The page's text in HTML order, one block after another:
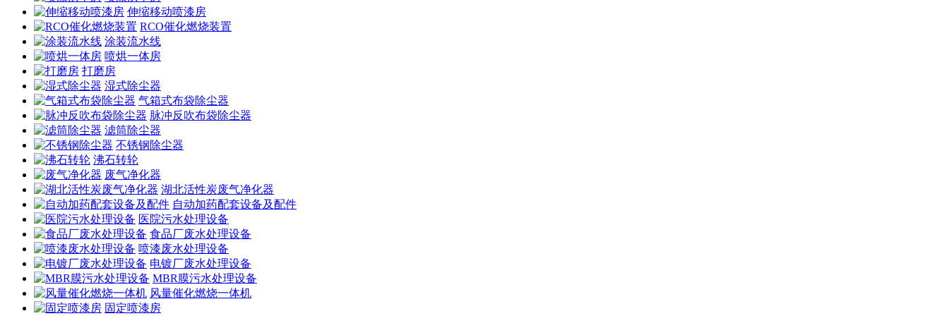
伸缩移动喷漆房
RCO催化燃烧装置
涂装流水线
喷烘一体房
打磨房
湿式除尘器
气箱式布袋除尘器
脉冲反吹布袋除尘器
滤筒除尘器
不锈钢除尘器
沸石转轮
废气净化器
湖北活性炭废气净化器
自动加药配套设备及配件
医院污水处理设备
食品厂废水处理设备
喷漆废水处理设备
电镀厂废水处理设备
MBR膜污水处理设备
风量催化燃烧一体机
固定喷漆房